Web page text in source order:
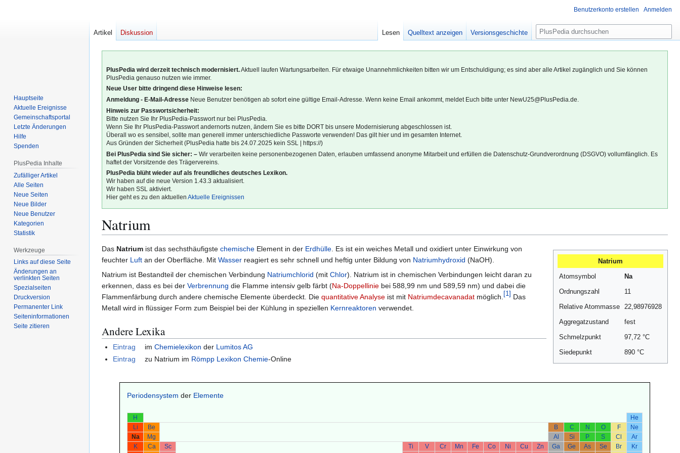
PlusPedia wird derzeit technisch modernisiert.Aktuell laufen Wartungsarbeiten. Für etwaige Unannehmlichkeiten bitten wir um Entschuldigung; es sind aber alle Artikel zugänglich und Sie können
PlusPedia genauso nutzen wie immer.
Neue User bitte dringend diese Hinweise lesen:
Anmeldung - E-Mail-Adresse Neue Benutzer benötigen ab sofort eine gültige Email-Adresse. Wenn keine Email ankommt, meldet Euch bitte unter NewU25@PlusPedia.de.
Hinweis zur Passwortsicherheit:
Bitte nutzen Sie Ihr PlusPedia-Passwort nur bei PlusPedia.
Wenn Sie Ihr PlusPedia-Passwort andernorts nutzen, ändern Sie es bitte DORT bis unsere Modernisierung abgeschlossen ist.
Überall wo es sensibel, sollte man generell immer unterschiedliche Passworte verwenden! Das gilt hier und im gesamten Internet.
Aus Gründen der Sicherheit (PlusPedia hatte bis 24.07.2025 kein SSL | https://)
Bei PlusPedia sind Sie sicher: – Wir verarbeiten keine personenbezogenen Daten, erlauben umfassend anonyme Mitarbeit und erfüllen die Datenschutz-Grundverordnung (DSGVO) vollumfänglich. Es
haftet der Vorsitzende des Trägervereins.
PlusPedia blüht wieder auf als freundliches deutsches Lexikon.
Wir haben auf die neue Version 1.43.3 aktualisiert.
Wir haben SSL aktiviert.
Hier geht es zu den aktuellenAktuelle Ereignissen
Natrium
Zur
Navigation
springen
Zur
Suche
springen
Natrium
Atomsymbol
Na
Ordnungszahl
11
Relative Atommasse 22,98976928
Aggregatzustand
fest
Schmelzpunkt
97,72 °C
Siedepunkt
890 °C
Das Natrium ist das sechsthäufigste chemische Element in der Erdhülle . Es ist ein weiches Metall und oxidiert unter Einwirkung von
feuchter Luft an der Oberfläche. Mit Wasser reagiert es sehr schnell und heftig unter Bildung von Natriumhydroxid (NaOH).
Natrium ist Bestandteil der chemischen Verbindung Natriumchlorid (mit Chlor). Natrium ist in chemischen Verbindungen leicht daran zu
erkennen, dass es bei der Verbrennung die Flamme intensiv gelb färbt (Na-Doppellinie bei 588,99 nm und 589,59 nm) und dabei die
Flammenfärbung durch andere chemische Elemente überdeckt. Die quantitative Analyse ist mit Natriumdecavanadat möglich. [1] Das
Metall wird in flüssiger Form zum Beispiel bei der Kühlung in speziellen Kernreaktoren verwendet.
Andere Lexika
Eintrag imChemielexikon der Lumitos AG
Eintrag
zu Natrium im Römpp Lexikon Chemie-Online
Periodensystem der Elemente
H
He
Li
Be B C N O F
Ne
Na
Mg Al Si P S Cl
Ar
K
Ca Sc Ti V Cr Mn Fe Co Ni Cu Zn Ga Ge As Se Br
Kr
Benutzerkonto erstellen Anmelden
Artikel Diskussion Lesen Quelltext anzeigen Versionsgeschichte
S
u
c
e
Hauptseite
Aktuelle Ereignisse
Gemeinschafts­portal
Letzte Änderungen
Hilfe
Spenden
PlusPedia Inhalte
Zufälliger Artikel
Alle Seiten
Neue Seiten
Neue Bilder
Neue Benutzer
Kategorien
Statistik
Werkzeuge
Links auf diese Seite
Änderungen an
verlinkten Seiten
Spezialseiten
Druckversion
Permanenter Link
Seiten­­informationen
Seite zitieren